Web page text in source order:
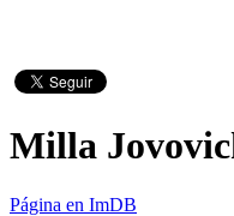
Milla
Página en ImDB